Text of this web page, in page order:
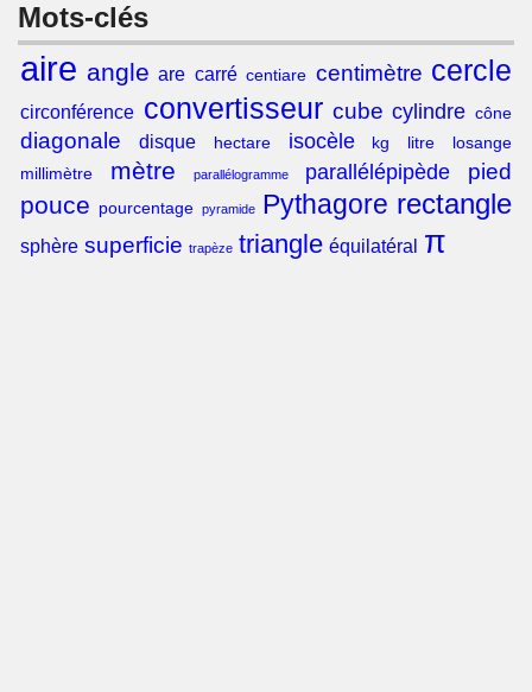
Mots-clés
aire angle are carré centiare centimètre cercle
circonférence convertisseur cube cylindre cône
diagonale disque hectare isocèle kg litre
losange
millimètre
mètre parallélogramme parallélépipède pied
pouce pourcentage pyramide Pythagore rectangle
sphère superficie trapèze triangle équilatéral π